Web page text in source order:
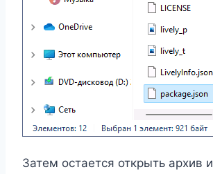
Затем остается открыть архив и